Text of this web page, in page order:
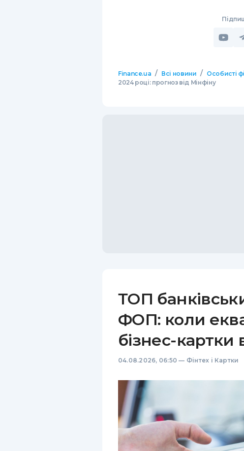
Finance.ua / Всі новини / Особисті
2024 році: прогноз від Мінфіну
ТОП
ФОП: коли
бізнес-картки
04.08.2026, 06:50 — Фінтех і Картки